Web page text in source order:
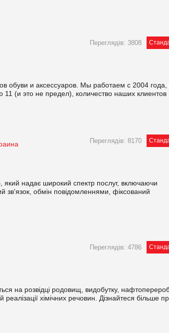
Переглядів: 3808
обуви и аксессуаров. Мы работаем с 2004 года,
(и это не предел), количество наших клиентов
Переглядів: 8170
який надає широкий спектр послуг, включаючи
зв'язок, обмін повідомленнями, фіксований
Переглядів: 4786
на розвідці родовищ, видобутку,
хімічних речовин. Дізнайтеся більше